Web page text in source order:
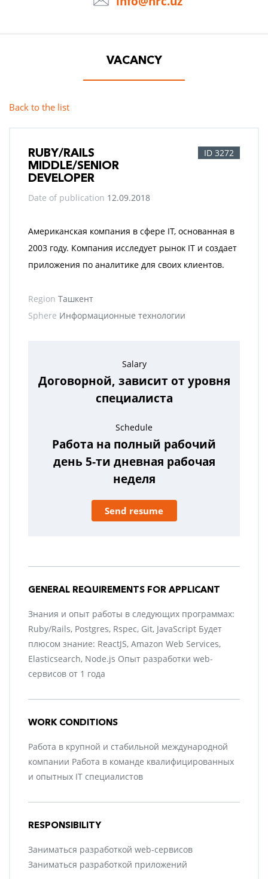
VACANCY
Back to the list
RUBY/RAILS
MIDDLE/SENIOR
DEVELOPER
ID 3272
Date of publication 12.09.2018
Американская компания в сфере IT, основанная в
2003 году. Компания исследует рынок IT и создает
приложения по аналитике для своих клиентов.
Region Ташкент
Sphere Информационные технологии
Salary
Договорной, зависит от уровня
специалиста
Schedule
Работа на полный рабочий
день 5-ти дневная рабочая
неделя
Send resume
GENERAL REQUIREMENTS FOR APPLICANT
Знания и опыт работы в следующих программах:
Ruby/Rails, Postgres, Rspec, Git, JavaScript Будет
плюсом знание: ReactJS, Amazon Web Services,
Elasticsearch, Node.js Опыт разработки web-
сервисов от 1 года
WORK CONDITIONS
Работа в крупной и стабильной международной
компании Работа в команде квалифицированных
и опытных IT специалистов
RESPONSIBILITY
Заниматься разработкой web-сервисов
Заниматься разработкой приложений